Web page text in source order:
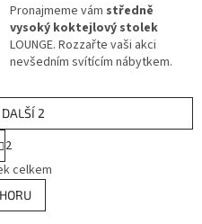
Pronajmeme vám středně
vysoký koktejlový stolek
LOUNGE. Rozzařte vaši akci
nevšedním svítícím nábytkem.
O
v
l
á
2
t
r
á
n
k
2
celkem